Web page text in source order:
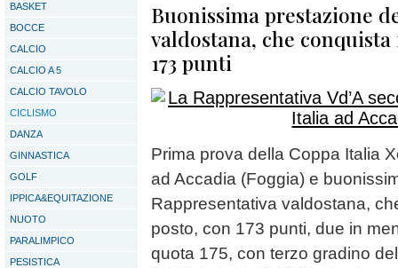
BASKET
BOCCE
CALCIO
CALCIO A 5
CALCIO TAVOLO
CICLISMO
DANZA
GINNASTICA
GOLF
IPPICA&EQUITAZIONE
NUOTO
PARALIMPICO
PESISTICA
Buonissima prestazione
valdostana, che
173 punti
Prima prova della Coppa Italia
ad Accadia (Foggia) e
Rappresentativa valdostana,
posto, con 173 punti, due in
quota 175, con terzo gradino